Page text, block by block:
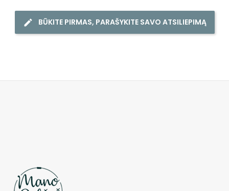
BŪKITE PIRMAS, PARAŠYKITE SAVO ATSILIEPIMĄ